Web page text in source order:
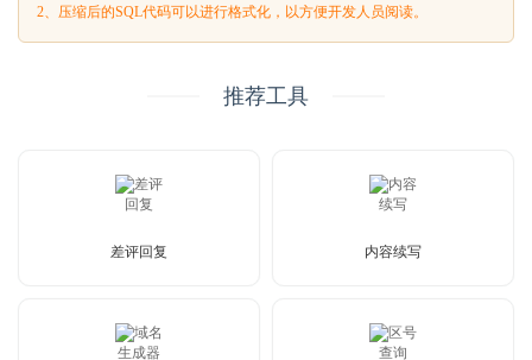
2、压缩后的SQL代码可以进行格式化，以方便开发人员阅读。
推荐工具
差评回复 内容续写